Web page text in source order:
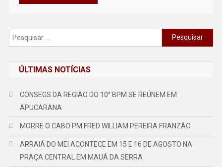
Pesquisar
por:
ÚLTIMAS NOTÍCIAS
CONSEGS DA REGIÃO DO 10° BPM SE REÚNEM EM
APUCARANA
MORRE O CABO PM FRED WILLIAM PEREIRA FRANZÃO
ARRAIÁ DO MEI ACONTECE EM 15 E 16 DE AGOSTO NA
PRAÇA CENTRAL EM MAUÁ DA SERRA